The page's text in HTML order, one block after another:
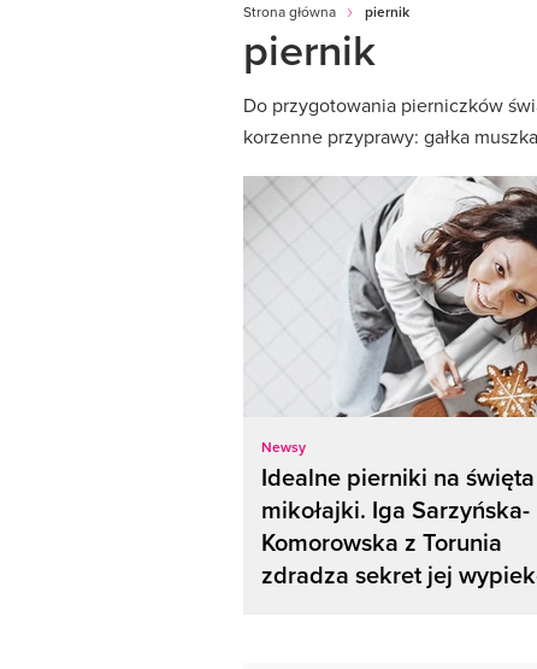
Strona główna piernik
piernik
Do przygotowania pierniczków
korzenne przyprawy: gałka
Newsy
Idealne pierniki na
mikołajki. Iga Sarzyńska-
Komorowska z Torunia
zdradza sekret jej